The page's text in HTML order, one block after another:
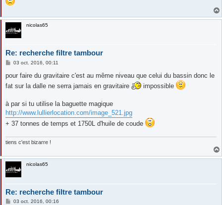
nicolas65
Re: recherche filtre tambour
M
s
a
03 oct. 2016, 00:11
pour faire du gravitaire c'est au même niveau que celui du bassin donc le
fat sur la dalle ne serra jamais en gravitaire
impossible
à par si tu utilise la baguette magique
http://www.lullierlocation.com/image_521.jpg
+ 37 tonnes de temps et 1750L d'huile de coude
tiens c'est bizarre !
nicolas65
Re: recherche filtre tambour
M03 oct. 2016, 00:16